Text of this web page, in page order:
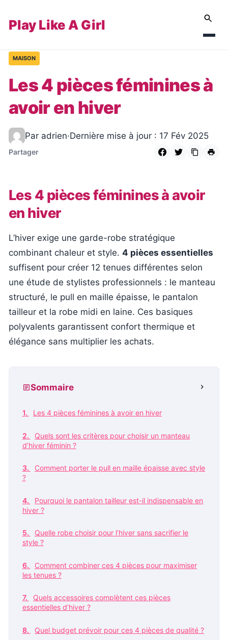
Play Like A Girl
MAISON
Les 4 pièces féminines à
avoir en hiver
Par adrien·Dernière mise à jour : 17 Fév 2025
Partager
Les 4 pièces féminines à avoir
en hiver
L’hiver exige une garde-robe stratégique
combinant chaleur et style. 4 pièces essentielles
suffisent pour créer 12 tenues différentes selon
une étude de stylistes professionnels : le manteau
structuré, le pull en maille épaisse, le pantalon
tailleur et la robe midi en laine. Ces basiques
polyvalents garantissent confort thermique et
élégance sans multiplier les achats.
Sommaire
Les 4 pièces féminines à avoir en hiver
Quels sont les critères pour choisir un manteau
d’hiver féminin ?
Comment porter le pull en maille épaisse avec style
?
Pourquoi le pantalon tailleur est-il indispensable en
hiver ?
Quelle robe choisir pour l’hiver sans sacrifier le
style ?
Comment combiner ces 4 pièces pour maximiser
les tenues ?
Quels accessoires complètent ces pièces
essentielles d’hiver ?
Quel budget prévoir pour ces 4 pièces de qualité ?